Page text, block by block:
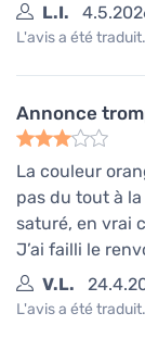
L.I.
L'avis a été
Annonce
La couleur
pas du tout à
saturé, en vrai
J’ai failli le
V.L.
L'avis a été